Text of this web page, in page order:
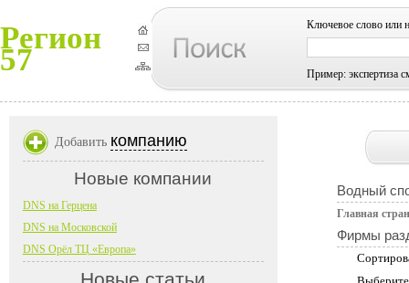
Регион
57
Ключевое слово или
Пример: экспертиза
Водный
Главная
Фирмы
Добавить компанию
Новые компании
DNS на Герцена
DNS на Московской
DNS Орёл ТЦ «Европа»